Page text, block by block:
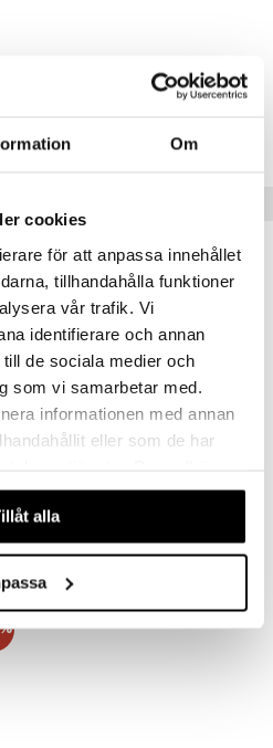
Om
cookies
för att anpassa innehållet
tillhandahålla funktioner
vår trafik. Vi
identifierare och annan
de sociala medier och
som vi samarbetar med.
informationen med annan
eller som de har
av vår webbplats.
alla
kr
219 kr